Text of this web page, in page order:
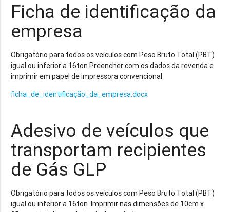
Ficha de identificação da
empresa
Obrigatório para todos os veículos com Peso Bruto Total (PBT)
igual ou inferior a 16ton.Preencher com os dados da revenda e
imprimir em papel de impressora convencional.
ficha_de_identificação_da_empresa.docx
Adesivo de veículos que
transportam recipientes
de Gás GLP
Obrigatório para todos os veículos com Peso Bruto Total (PBT)
igual ou inferior a 16ton. Imprimir nas dimensões de 10cm x